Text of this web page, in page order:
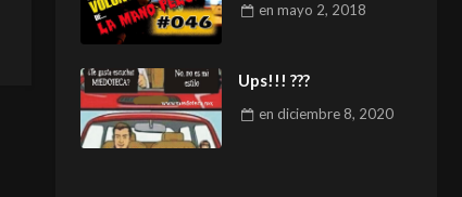
enmayo 2, 2018
Ups!!! ???
en diciembre 8, 2020